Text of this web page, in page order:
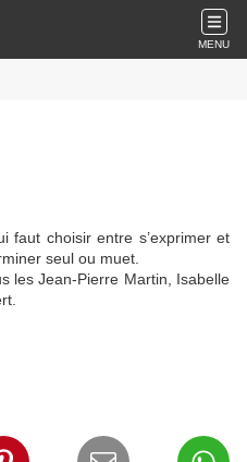
MENU
faut choisir entre s’exprimer et
seul ou muet.
les Jean-Pierre Martin, Isabelle